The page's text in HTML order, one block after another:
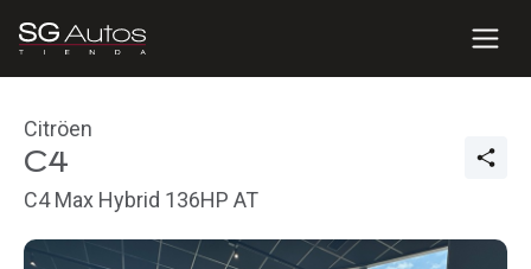
Citröen
C4
C4 Max Hybrid 136HP AT